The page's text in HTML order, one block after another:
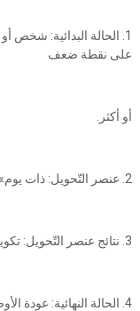
1. الحالة البدائية:
على نقطة ضعف
أو أكثر.
2. عنصر التّحويل: ذات يوم» وبشكل مفاجئ يقع خلل بهذه النمطيّة.
3. نتائج عنصر التّحويل: تكوين عقدة؛ وضع خطر يتوقف عيه مصير البطل.
4. الحالة النهائية: عودة